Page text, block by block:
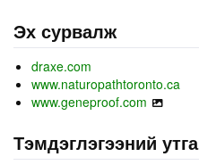
Эх сурвалж
draxe.com
www.naturopathtoronto.ca
www.geneproof.com
Тэмдэглэгээний утга